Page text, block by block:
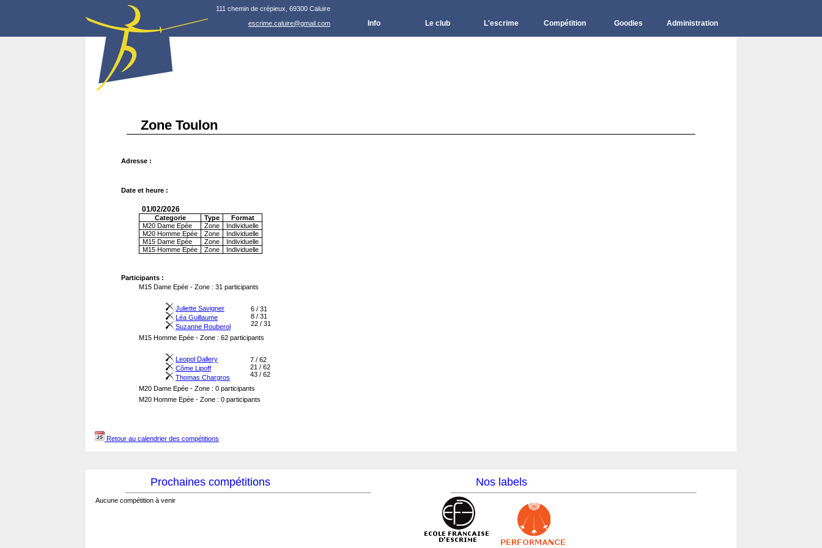
111 chemin de crépieux, 69300 Caluire
escrime.caluire@gmail.com
Info Le club L'escrime Compétition Goodies Administration
Zone Toulon
Adresse :
Date et heure :
01/02/2026
Categorie Type
Format
M20 Dame Epée
Zone
Individuelle
M20 Homme Epée
Zone
Individuelle
M15 Dame Epée
Zone
Individuelle
M15 Homme Epée
Zone Individuelle
Participants :
M15 Dame Epée - Zone : 31 participants
Juliette Savigner
Léa Guillaume
Suzanne Rouberol
6 / 31
8 / 31
22 / 31
M15 Homme Epée - Zone : 62 participants
Leopol Dallery
Côme Lipoff
Thomas Chargros
7 / 62
21 / 62
43 / 62
M20 Dame Epée - Zone : 0 participants
M20 Homme Epée - Zone : 0 participants
Retour au calendrier des compétitions
Prochaines compétitions
Aucune compétition à venir
Nos labels